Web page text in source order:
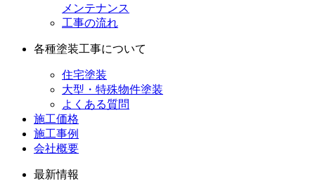
メンテナンス
工事の流れ
各種塗装工事について
住宅塗装
大型・特殊物件塗装
よくある質問
施工価格
施工事例
会社概要
最新情報